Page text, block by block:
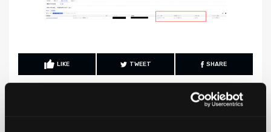
LIKE TWEET SHARE